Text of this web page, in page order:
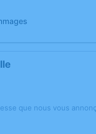
que nous vous